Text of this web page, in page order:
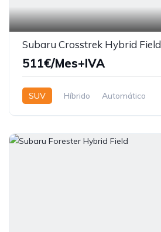
Subaru Crosstrek Hybrid Field
511€/Mes+IVA
SUV Híbrido Automático